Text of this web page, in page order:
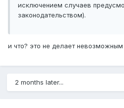
исключением случаев
законодательством).
и что? это не делает невозможным
2 months later...